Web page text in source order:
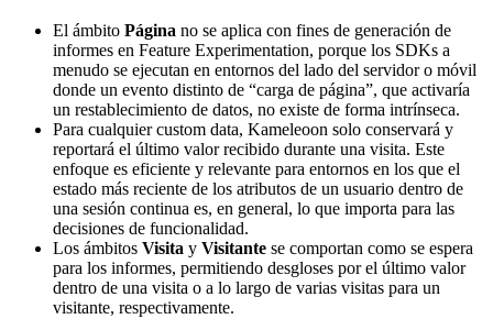
El ámbito Página no se aplica con fines de generación de
informes en Feature Experimentation, porque los SDKs a
menudo se ejecutan en entornos del lado del servidor o móvil
donde un evento distinto de “carga de página”, que activaría
un restablecimiento de datos, no existe de forma intrínseca.
Para cualquier custom data, Kameleoon solo conservará y
reportará el último valor recibido durante una visita. Este
enfoque es eficiente y relevante para entornos en los que el
estado más reciente de los atributos de un usuario dentro de
una sesión continua es, en general, lo que importa para las
decisiones de funcionalidad.
Los ámbitos Visita y Visitante se comportan como se espera
para los informes, permitiendo desgloses por el último valor
dentro de una visita o a lo largo de varias visitas para un
visitante, respectivamente.